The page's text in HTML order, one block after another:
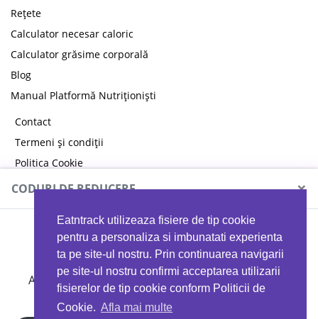
Eatntrack utilizeaza fisiere de tip cookie
pentru a personaliza si imbunatati experienta
ta pe site-ul nostru. Prin continuarea navigarii
pe site-ul nostru confirmi acceptarea utilizarii
fisierelor de tip cookie conform Politicii de
Cookie. Afla mai multe
Rețete
Calculator necesar caloric
Calculator grăsime corporală
Blog
Manual Platformă Nutriționiști
Contact
Termeni și condiții
Politica Cookie
Politica de confidențialitate
CODURI DE REDUCERE ×
MYPROTEIN
Ai 40%reducere la orice comandă folosind codul
EATTRACK